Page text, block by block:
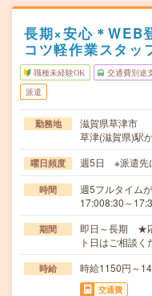
長期×安心＊WEB
コツ軽作業スタッ
職種未経験OK 交通費別途
派遣
勤務地
滋賀県草津市
草津(滋賀県)駅
曜日頻度 週5日 ※派遣先
時間
週5フルタイム
17:008:30～
期間
即日～長期 ★
ト日はご相談
時給 時給1150円～
交通費